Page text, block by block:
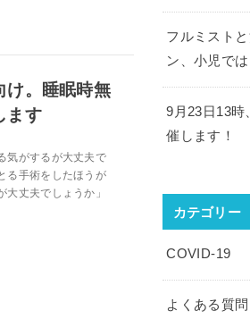
け。睡眠時無
ます
気がするが大丈夫で
る手術をしたほうが
大丈夫でしょうか」
フルミスト
ン、小児で
9月23日13時
催します！
カテゴリー
COVID-19
よくある質問